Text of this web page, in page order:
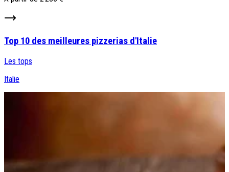
Top 10 des meilleures pizzerias d'Italie
Les tops
Italie